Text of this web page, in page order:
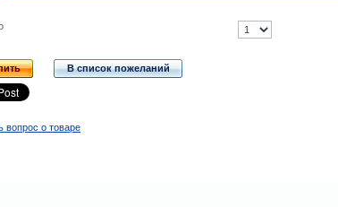
В список пожеланий
вопрос о товаре